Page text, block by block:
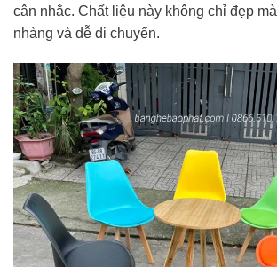
cân nhắc. Chất liệu này không chỉ đẹp
nhàng và dễ di chuyển.